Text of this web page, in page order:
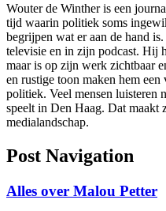
Wouter de Winther is een
tijd waarin politiek soms
begrijpen wat er aan de hand
televisie en in zijn podcast. Hij
maar is op zijn werk zichtbaar
en rustige toon maken hem
politiek. Veel mensen luisteren
speelt in Den Haag. Dat maakt
medialandschap.
Post Navigation
Alles over Malou Petter